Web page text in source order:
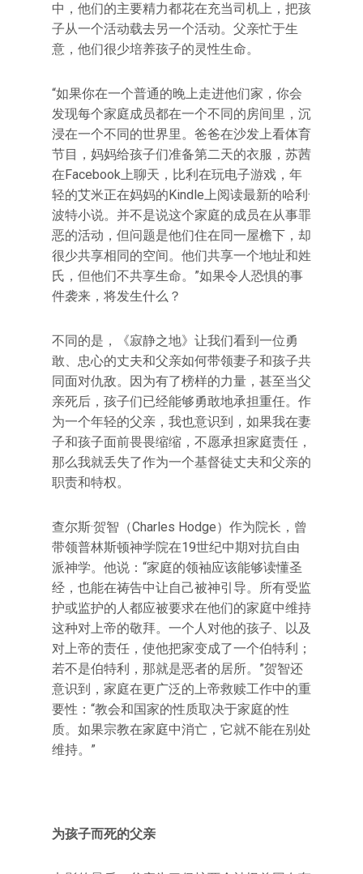
中，他们的主要精力都花在充当司机上，把孩
子从一个活动载去另一个活动。父亲忙于生
意，他们很少培养孩子的灵性生命。
“如果你在一个普通的晚上走进他们家，你会
发现每个家庭成员都在一个不同的房间里，沉
浸在一个不同的世界里。爸爸在沙发上看体育
节目，妈妈给孩子们准备第二天的衣服，苏茜
在Facebook上聊天，比利在玩电子游戏，年
轻的艾米正在妈妈的Kindle上阅读最新的哈利·
波特小说。并不是说这个家庭的成员在从事罪
恶的活动，但问题是他们住在同一屋檐下，却
很少共享相同的空间。他们共享一个地址和姓
氏，但他们不共享生命。”如果令人恐惧的事
件袭来，将发生什么？
不同的是，《寂静之地》让我们看到一位勇
敢、忠心的丈夫和父亲如何带领妻子和孩子共
同面对仇敌。因为有了榜样的力量，甚至当父
亲死后，孩子们已经能够勇敢地承担重任。作
为一个年轻的父亲，我也意识到，如果我在妻
子和孩子面前畏畏缩缩，不愿承担家庭责任，
那么我就丢失了作为一个基督徒丈夫和父亲的
职责和特权。
查尔斯·贺智（Charles Hodge）作为院长，曾
带领普林斯顿神学院在19世纪中期对抗自由
派神学。他说：“家庭的领袖应该能够读懂圣
经，也能在祷告中让自己被神引导。所有受监
护或监护的人都应被要求在他们的家庭中维持
这种对上帝的敬拜。一个人对他的孩子、以及
对上帝的责任，使他把家变成了一个伯特利；
若不是伯特利，那就是恶者的居所。”贺智还
意识到，家庭在更广泛的上帝救赎工作中的重
要性：“教会和国家的性质取决于家庭的性
质。如果宗教在家庭中消亡，它就不能在别处
维持。”
为孩子而死的父亲